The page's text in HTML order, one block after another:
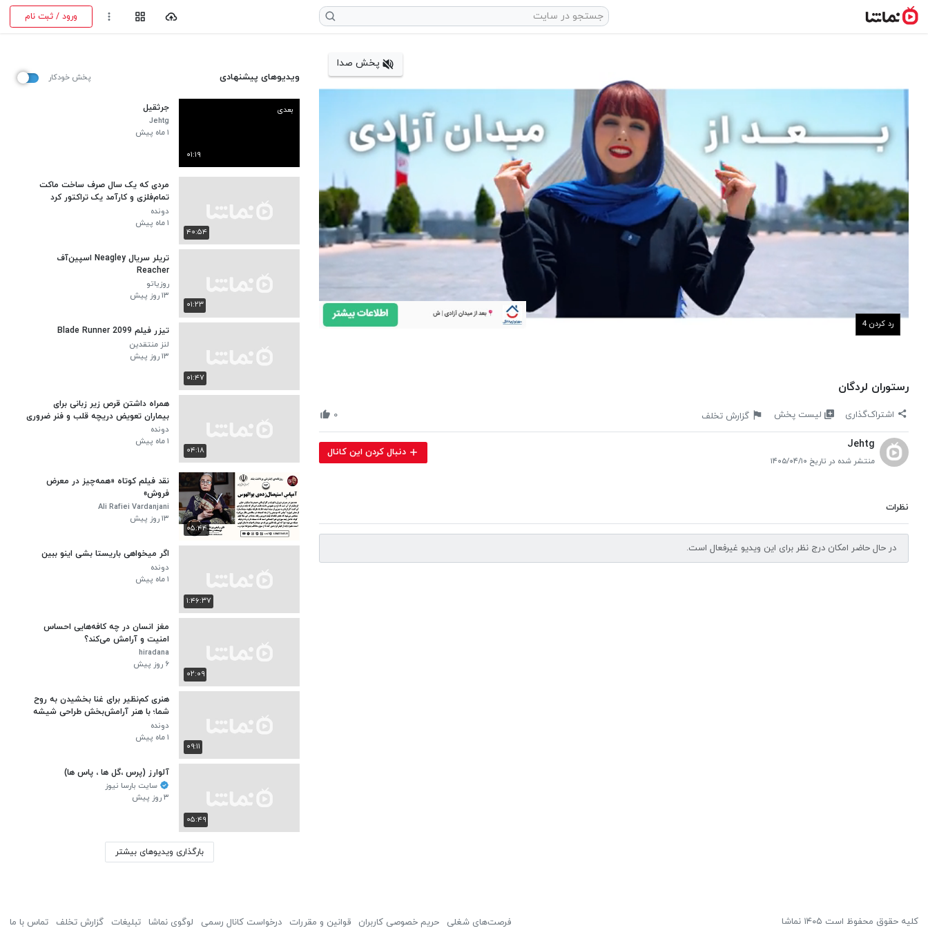
ورود / ثبت نام
پخش صدا
رد کردن 4
رستوران لردگان
اشتراک‌گذاری لیست پخش گزارش تخلف ۰
Jehtg
منتشر شده در تاریخ ۱۴۰۵/۰۴/۱۰
دنبال کردن این کانال
نظرات
در حال حاضر امکان درج نظر برای این ویدیو غیرفعال است.
ویدیوهای پیشنهادی پخش خودکار
۰۱:۱۹
بعدی جرثقیل
Jehtg
۱ ماه پیش
۴۰:۵۴
مردی که یک سال صرف ساخت ماکت
تمام‌فلزی و کارآمد یک تراکتور کرد
دونده
۱ ماه پیش
۰۱:۲۳
تریلر سریال Neagley اسپین‌آف
Reacher
روزیاتو
۱۳ روز پیش
۰۱:۴۷
تیزر فیلم Blade Runner 2099
لنز منتقدین
۱۳ روز پیش
۰۴:۱۸
همراه داشتن قرص زیر زبانی برای
بیماران تعویض دریچه قلب و فنر ضروری
است
دونده
۱ ماه پیش
۰۵:۴۴
نقد فیلم کوتاه «همه‌چیز در معرض
فروش»
Ali Rafiei Vardanjani
۱۳ روز پیش
۱:۴۶:۳۷
اگر میخواهی باریستا بشی اینو ببین
دونده
۱ ماه پیش
۰۲:۰۹
مغز انسان در چه کافه‌هایی احساس
امنیت و آرامش می‌کند؟
hiradana
۶ روز پیش
۰۹:۱۱
هنری کم‌نظیر برای غنا بخشیدن به روح
شما؛ با هنر آرامش‌بخش طراحی شیشه
ونیزی
دونده
۱ ماه پیش
۰۵:۴۹
آلوارز (پرس ،گل ها ، پاس ها)
سایت بارسا نیوز
۳ روز پیش
بارگذاری ویدیوهای بیشتر
کلیه حقوق محفوظ است ۱۴۰۵ نماشا فرصت‌های شغلی حریم خصوصی کاربران قوانین و مقررات درخواست کانال رسمی لوگوی نماشا تبلیغات گزارش تخلف تماس با ما